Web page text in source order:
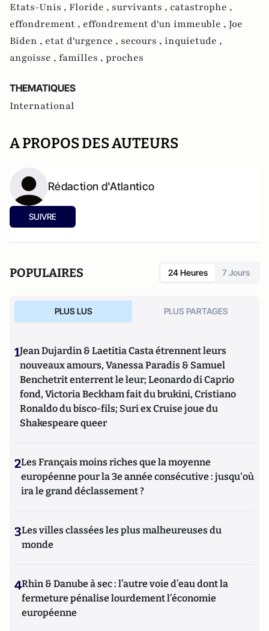
Etats-Unis , Floride , survivants , catastrophe ,
effondrement , effondrement d'un immeuble , Joe
Biden , etat d'urgence , secours , inquietude ,
angoisse , familles , proches
THEMATIQUES
International
A PROPOS DES AUTEURS
Rédaction d'Atlantico
SUIVRE
POPULAIRES 24 Heures 7 Jours
PLUS LUS PLUS PARTAGES
1Jean Dujardin & Laetitia Casta étrennent leurs
nouveaux amours, Vanessa Paradis & Samuel
Benchetrit enterrent le leur; Leonardo di Caprio
fond, Victoria Beckham fait du brukini, Cristiano
Ronaldo du bisco-fils; Suri ex Cruise joue du
Shakespeare queer
2Les Français moins riches que la moyenne
européenne pour la 3e année consécutive : jusqu'où
ira le grand déclassement ?
3Les villes classées les plus malheureuses du
monde
4Rhin & Danube à sec : l’autre voie d’eau dont la
fermeture pénalise lourdement l’économie
européenne